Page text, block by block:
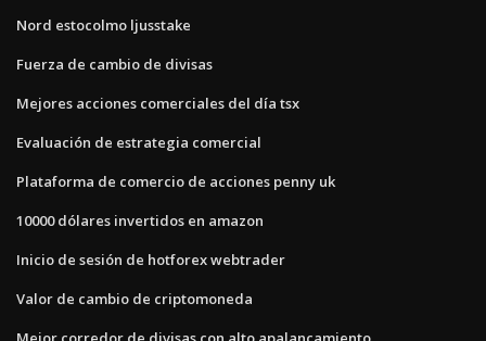
Nord estocolmo ljusstake
Fuerza de cambio de divisas
Mejores acciones comerciales del día tsx
Evaluación de estrategia comercial
Plataforma de comercio de acciones penny uk
10000 dólares invertidos en amazon
Inicio de sesión de hotforex webtrader
Valor de cambio de criptomoneda